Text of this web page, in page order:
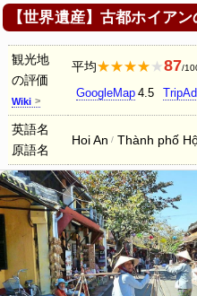
【世界遺産】古都ホイア
観光地
の評価
Wiki
平均★★★★★87/
GoogleMap 4.5
英語名
原語名
Hoi An Thành phố